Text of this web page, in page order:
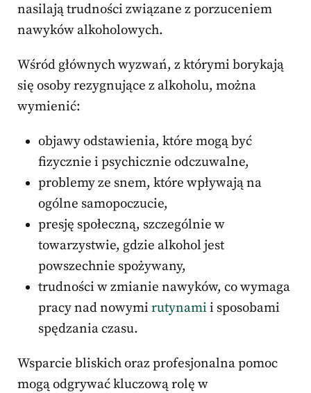
nasilają trudności związane z porzuceniem
nawyków alkoholowych.
Wśród głównych wyzwań, z którymi borykają
się osoby rezygnujące z alkoholu, można
wymienić:
objawy odstawienia, które mogą być
fizycznie i psychicznie odczuwalne,
problemy ze snem, które wpływają na
ogólne samopoczucie,
presję społeczną, szczególnie w
towarzystwie, gdzie alkohol jest
powszechnie spożywany,
trudności w zmianie nawyków, co wymaga
pracy nad nowymi rutynami i sposobami
spędzania czasu.
Wsparcie bliskich oraz profesjonalna pomoc
mogą odgrywać kluczową rolę w